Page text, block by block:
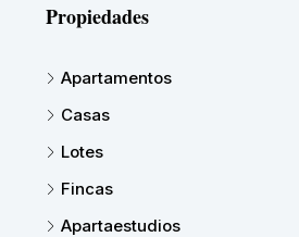
Propiedades
Apartamentos
Casas
Lotes
Fincas
Apartaestudios